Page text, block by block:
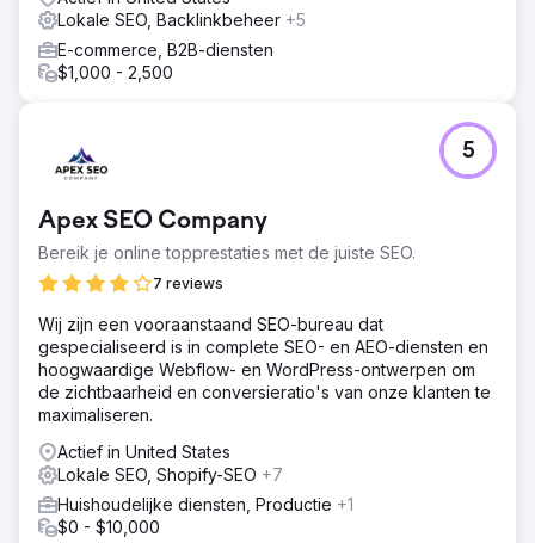
Lokale SEO, Backlinkbeheer +5
E-commerce, B2B-diensten
$1,000 - 2,500
Apex SEO Company
Bereik je online topprestaties met de juiste SEO.
7 reviews
5
Wij zijn een vooraanstaand SEO-bureau dat
gespecialiseerd is in complete SEO- en AEO-diensten en
hoogwaardige Webflow- en WordPress-ontwerpen om
de zichtbaarheid en conversieratio's van onze klanten te
maximaliseren.
Actief in United States
Lokale SEO, Shopify-SEO +7
Huishoudelijke diensten, Productie +1
$0 - $10,000